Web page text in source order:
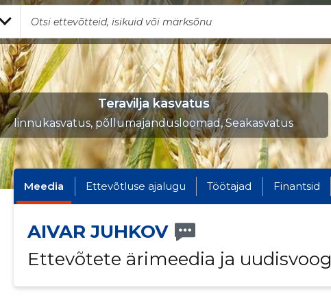
Teravilja kasvatus
linnukasvatus, põllumajandusloomad, Seakasvatus
Meedia Ettevõtluse ajalugu Töötajad Finantsid
AIVAR JUHKOV
Ettevõtete ärimeedia ja uudisvoog